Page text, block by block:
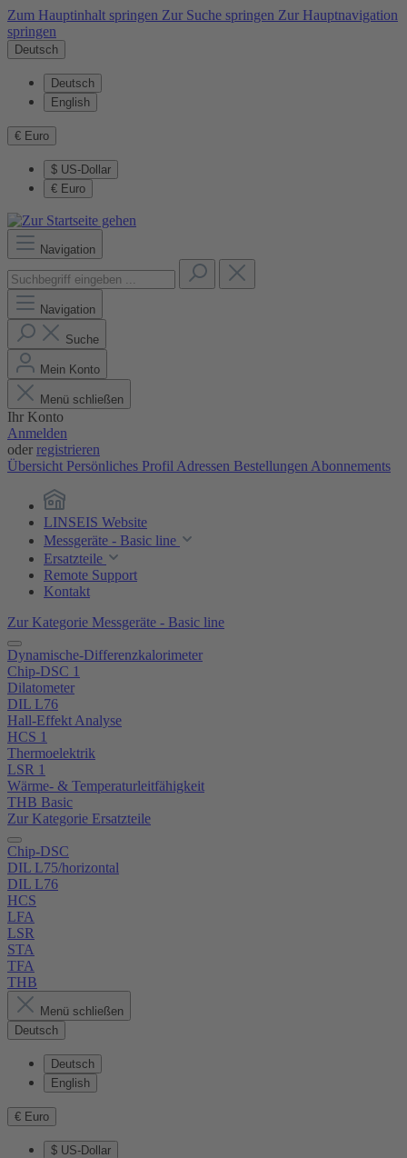
Zum Hauptinhalt springen Zur Suche springen Zur Hauptnavigation
springen
Deutsch
Deutsch
English
€ Euro
$ US-Dollar
€ Euro
Navigation
Navigation
Suche
Mein Konto
Menü schließen
Ihr Konto
Anmelden
oder registrieren
Übersicht Persönliches Profil Adressen Bestellungen Abonnements
LINSEIS Website
Messgeräte - Basic line
Ersatzteile
Remote Support
Kontakt
Zur Kategorie Messgeräte - Basic line
Dynamische-Differenzkalorimeter
Chip-DSC 1
Dilatometer
DIL L76
Hall-Effekt Analyse
HCS 1
Thermoelektrik
LSR 1
Wärme- & Temperaturleitfähigkeit
THB Basic
Zur Kategorie Ersatzteile
Chip-DSC
DIL L75/horizontal
DIL L76
HCS
LFA
LSR
STA
TFA
THB
Menü schließen
Deutsch
Deutsch
English
€ Euro
$ US-Dollar